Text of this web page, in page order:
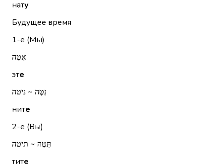
нату
Будущее время
1-е (Мы)
אֶטֶּה
эте
נִטֶּה ~ ניטה
ните
2-е (Вы)
תִּטֶּה ~ תיטה
тите